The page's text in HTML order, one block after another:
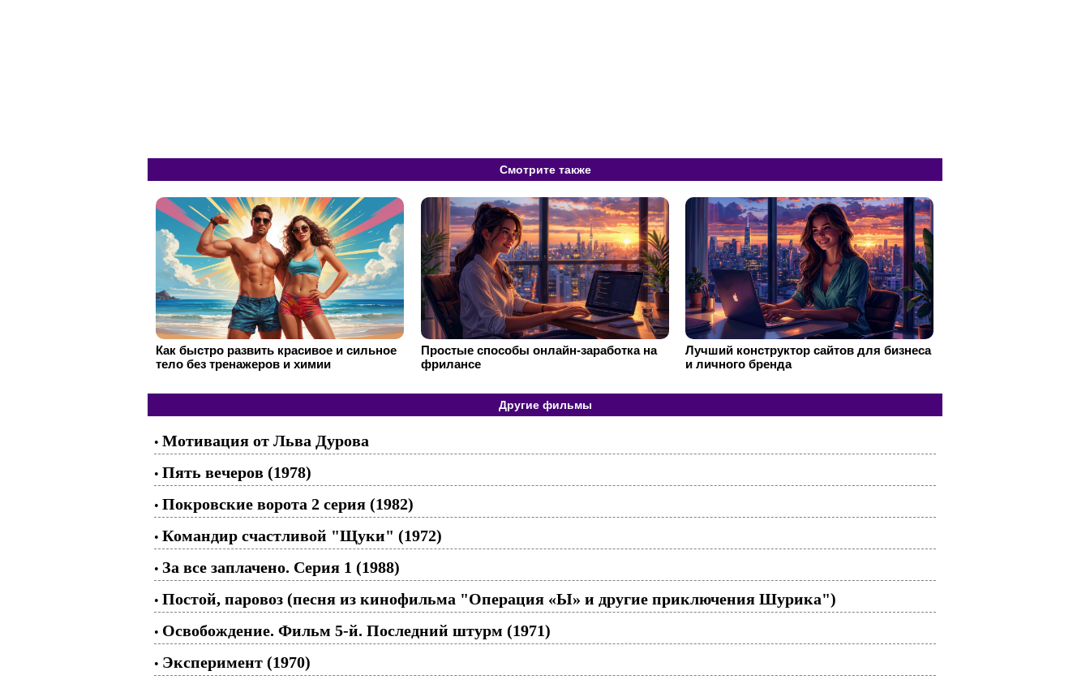
Смотрите также
Как быстро развить красивое и сильное
тело без тренажеров и химии
Простые способы онлайн-заработка на
фрилансе
Лучший конструктор сайтов для бизнеса
и личного бренда
Другие фильмы
• Мотивация от Льва Дурова
• Пять вечеров (1978)
• Покровские ворота 2 серия (1982)
• Командир счастливой "Щуки" (1972)
• За все заплачено. Серия 1 (1988)
• Постой, паровоз (песня из кинофильма "Операция «Ы» и другие приключения Шурика")
• Освобождение. Фильм 5-й. Последний штурм (1971)
• Эксперимент (1970)